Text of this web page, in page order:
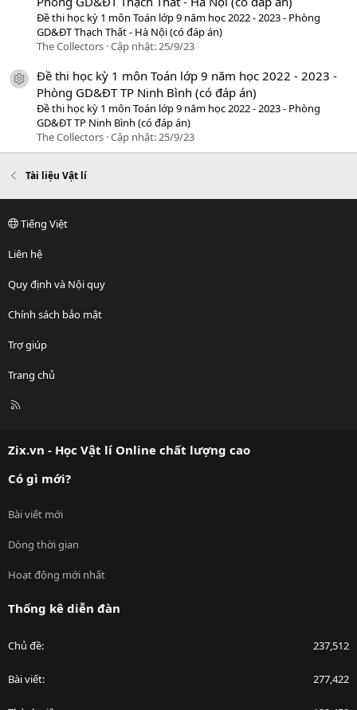
Đề thi học kỳ 1 môn Toán lớp 9 năm học 2022 - 2023 - Phòng
GD&ĐT Thạch Thất - Hà Nội (có đáp án)
The Collectors Cập nhật:25/9/23
icon tài liệu
Đề thi học kỳ 1 môn Toán lớp 9 năm học 2022 - 2023 -
Phòng GD&ĐT TP Ninh Bình (có đáp án)
Đề thi học kỳ 1 môn Toán lớp 9 năm học 2022 - 2023 - Phòng
GD&ĐT TP Ninh Bình (có đáp án)
The Collectors Cập nhật: 25/9/23
Tài liệu Vật lí
Tiếng Việt
Liên hệ
Quy định và Nội quy
Chính sách bảo mật
Trợ giúp
Trang chủ
R
Zix.vn - Học Vật lí Online chất lượng cao
Có gì mới?
Bài viết mới
Dòng thời gian
Hoạt động mới nhất
Thống kê diễn đàn
Chủ đề 237,512
Bài viết 277,422